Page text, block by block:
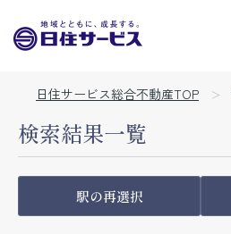
日住サービス総合不動産TOP
検索結果一覧
駅の再選択